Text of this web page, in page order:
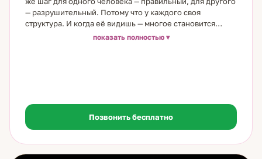
— разрушительный. Потому что у каждого своя
структура. И когда её видишь — многое становится
понятным. Я таролог и нумеролог с 19-летним опытом.
объединяю нумерологию и карты. Нумерология даёт
структуру: характер, сильные и слабые стороны,
то, что идёт против природы. Карты добавляют
динамику: что происходит сейчас, куда движется
показать полностью
Позвонить бесплатно